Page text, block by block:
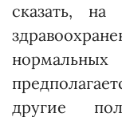
сказать, на
другие